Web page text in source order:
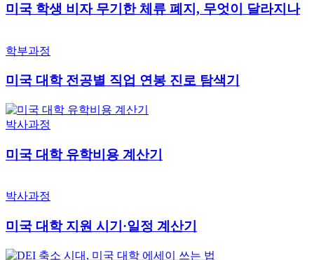
미국 학생 비자 무기한 체류 폐지, 무엇이 달라지나
학부과정
미국 대학 전공별 직업 연봉 진로 탐색기
박사과정
미국 대학 유학비용 계산기
박사과정
미국 대학 지원 시기·일정 계산기